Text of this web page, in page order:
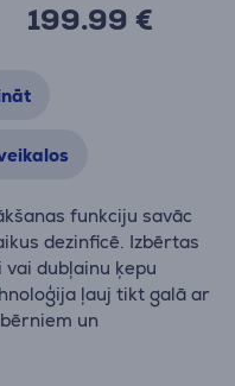
199.99 €
funkciju savāc
dezinficē. Izbērtas
dubļainu ķepu
ļauj tikt galā ar
un